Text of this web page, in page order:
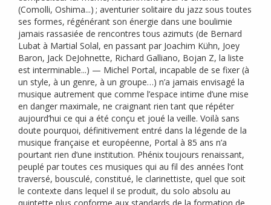
(Comolli, Oshima...) ; aventurier solitaire du jazz sous toutes
ses formes, régénérant son énergie dans une boulimie
jamais rassasiée de rencontres tous azimuts (de Bernard
Lubat à Martial Solal, en passant par Joachim Kühn, Joey
Baron, Jack DeJohnette, Richard Galliano, Bojan Z, la liste
est interminable...) — Michel Portal, incapable de se fixer (à
un style, à un genre, à un groupe…) n’a jamais envisagé la
musique autrement que comme l’espace intime d’une mise
en danger maximale, ne craignant rien tant que répéter
aujourd’hui ce qui a été conçu et joué la veille. Voilà sans
doute pourquoi, définitivement entré dans la légende de la
musique française et européenne, Portal à 85 ans n’a
pourtant rien d’une institution. Phénix toujours renaissant,
peuplé par toutes ces musiques qui au fil des années l’ont
traversé, bousculé, constitué, le clarinettiste, quel que soit
le contexte dans lequel il se produit, du solo absolu au